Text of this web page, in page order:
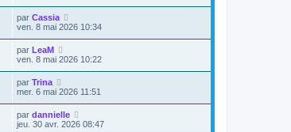
par Cassia
ven. 8 mai 2026 10:34
par LeaM
ven. 8 mai 2026 10:22
par Trina
mer. 6 mai 2026 11:51
par dannielle
jeu. 30 avr. 2026 08:47